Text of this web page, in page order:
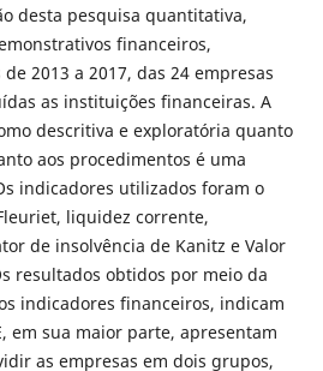
desta pesquisa quantitativa,
financeiros,
2013 a 2017, das 24 empresas
as instituições financeiras. A
descritiva e exploratória quanto
aos procedimentos é uma
indicadores utilizados foram o
liquidez corrente,
de insolvência de Kanitz e Valor
resultados obtidos por meio da
indicadores financeiros, indicam
em sua maior parte, apresentam
as empresas em dois grupos,